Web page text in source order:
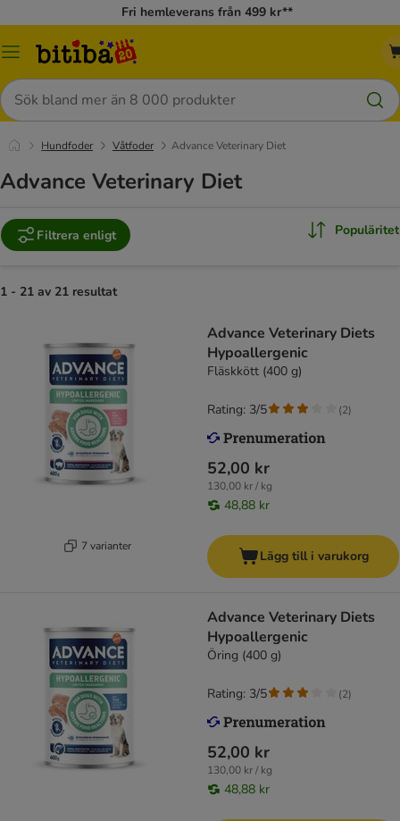
Fri hemleverans från 499 kr**
Meny
Sök
Hundfoder Våtfoder Advance Veterinary Diet
Advance Veterinary Diet
Filtrera enligt Populäritet
1 - 21 av 21 resultat
7 varianter
Advance Veterinary Diets
Hypoallergenic
Fläskkött (400 g)
52,00 kr
130,00 kr / kg
48,88 kr
Rating: 3/5 (2)
Lägg till i varukorg
Advance Veterinary Diets
Hypoallergenic
Öring (400 g)
52,00 kr
130,00 kr / kg
48,88 kr
Rating: 3/5 (2)